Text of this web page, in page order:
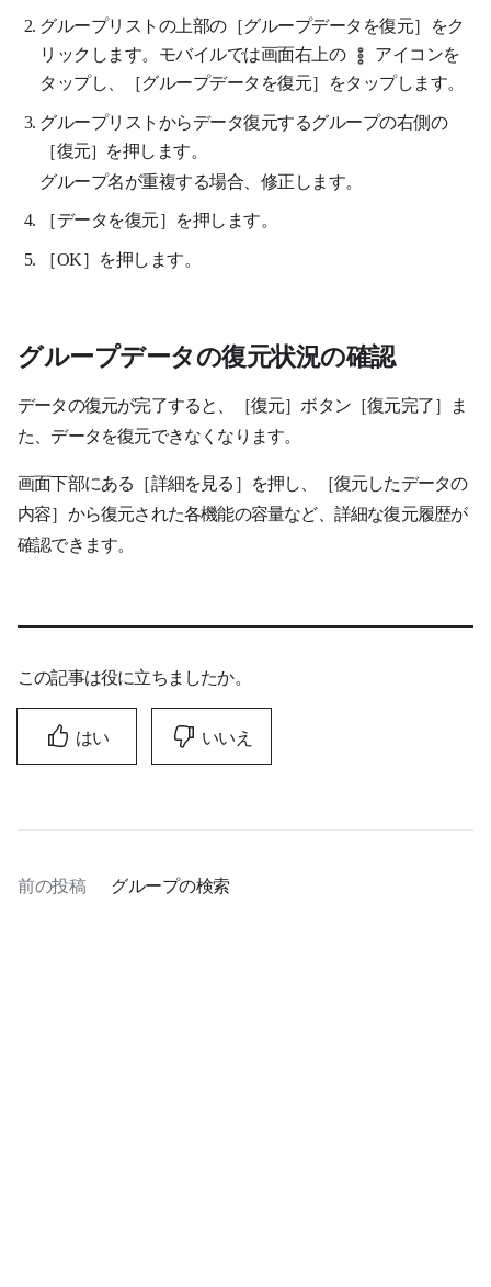
グループリストの上部の［グループデータを復元］をク
リックします。モバイルでは画面右上の
アイコンを
タップし、［グループデータを復元］をタップします。
グループリストからデータ復元するグループの右側の
［復元］ を押します。
グループ名が重複する場合、修正します。
［データを復元］を押します。
［OK］を押します。
グループデータの復元状況の確認
データの復元が完了すると、 ［復元］ ボタン ［復元完了］
ま
た、データを復元できなくなります。
画面下部にある［詳細を見る］を押し、［復元したデータの
内容］から復元された各機能の容量など、詳細な復元履歴が
確認できます。
この記事は役に立ちましたか。
はい いいえ
前の投稿 グループの検索